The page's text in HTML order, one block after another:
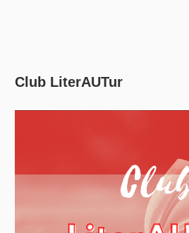
Club LiterAUTur